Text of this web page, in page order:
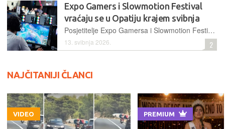
Expo Gamers i Slowmotion Festival
vraćaju se u Opatiju krajem svibnja
Posjetitelje Expo Gamersa i Slowmotion Festivala očekuju razne vrste zabavnog sadržaja, od igranja igara i radionica, do koncerata i filmova
13. svibnja 2026. 2
NAJČITANIJI ČLANCI
VIDEO PREMIUM